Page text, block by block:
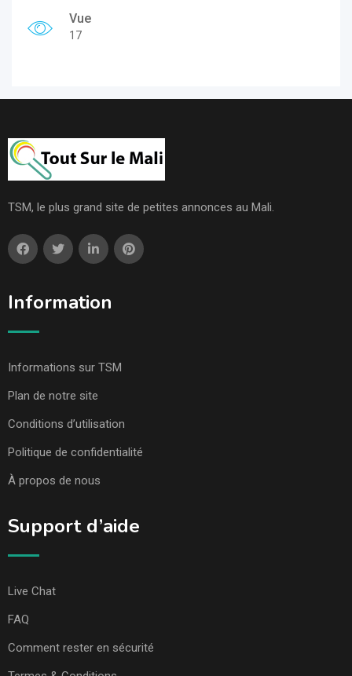
Vue
17
TSM, le plus grand site de petites annonces au Mali.
Information
Informations sur TSM
Plan de notre site
Conditions d’utilisation
Politique de confidentialité
À propos de nous
Support d’aide
Live Chat
FAQ
Comment rester en sécurité